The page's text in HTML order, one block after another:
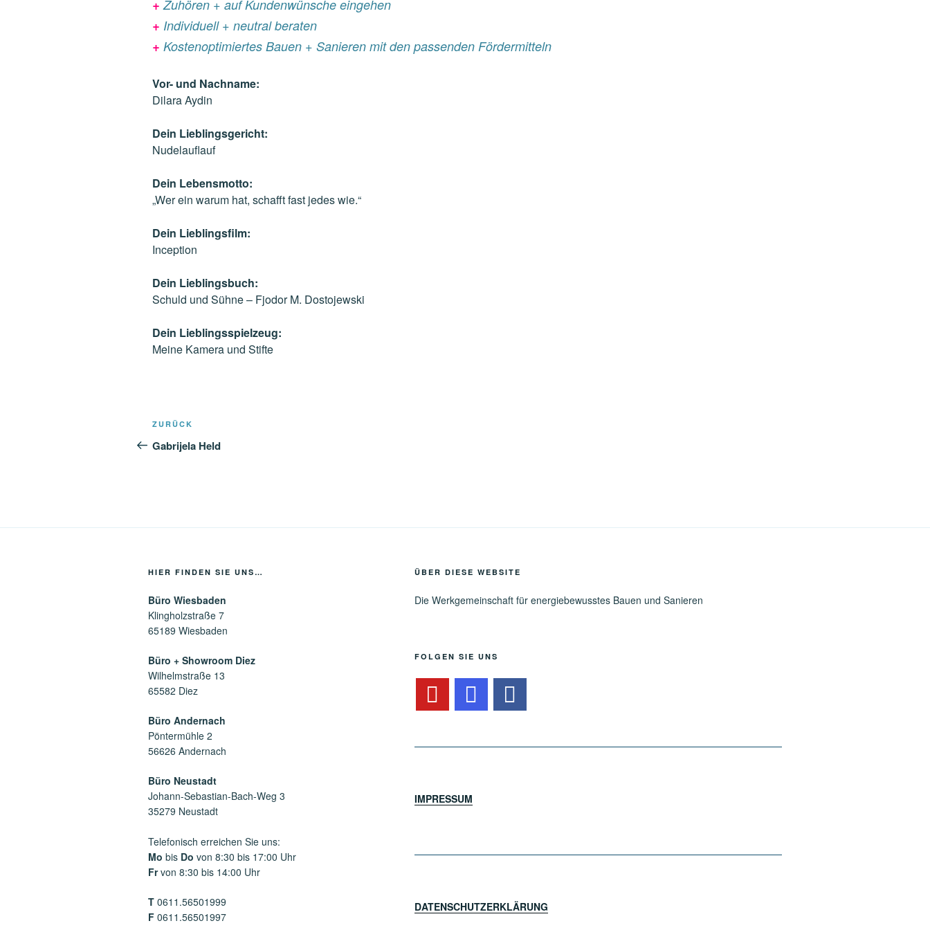
+Zuhören + auf Kundenwünsche eingehen
+ Individuell + neutral beraten
+ Kostenoptimiertes Bauen + Sanieren mit den passenden Fördermitteln
Vor- und Nachname:
Dilara Aydin
Dein Lieblingsgericht:
Nudelauflauf
Dein Lebensmotto:
„Wer ein warum hat, schafft fast jedes wie.“
Dein Lieblingsfilm:
Inception
Dein Lieblingsbuch:
Schuld und Sühne – Fjodor M. Dostojewski
Dein Lieblingsspielzeug:
Meine Kamera und Stifte
Beitragsnavigation
Vorheriger
Beitrag
ZURÜCK
Gabrijela Held
HIER FINDEN SIE UNS…
Büro Wiesbaden
Klingholzstraße 7
65189 Wiesbaden
Büro + Showroom Diez
Wilhelmstraße 13
65582 Diez
Büro Andernach
Pöntermühle 2
56626 Andernach
Büro Neustadt
Johann-Sebastian-Bach-Weg 3
35279 Neustadt
Telefonisch erreichen Sie uns:
Mo bis Do von 8:30 bis 17:00 Uhr
Frvon 8:30 bis 14:00 Uhr
T 0611.56501999
F 0611.56501997
ÜBER DIESE WEBSITE
Die Werkgemeinschaft für energiebewusstes Bauen und Sanieren
FOLGEN SIE UNS
IMPRESSUM
DATENSCHUTZERKLÄRUNG